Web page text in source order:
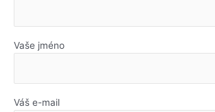
Vaše jméno
Váš e-mail